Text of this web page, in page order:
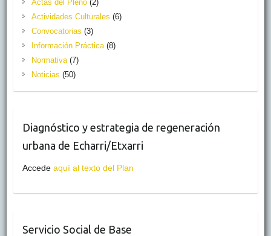
Actas del Pleno(2)
Actividades Culturales (6)
Convocatorias (3)
Información Práctica(8)
Normativa(7)
Noticias (50)
Diagnóstico y estrategia de regeneración
urbana de Echarri/Etxarri
Accede aquí al texto del Plan
Servicio Social de Base